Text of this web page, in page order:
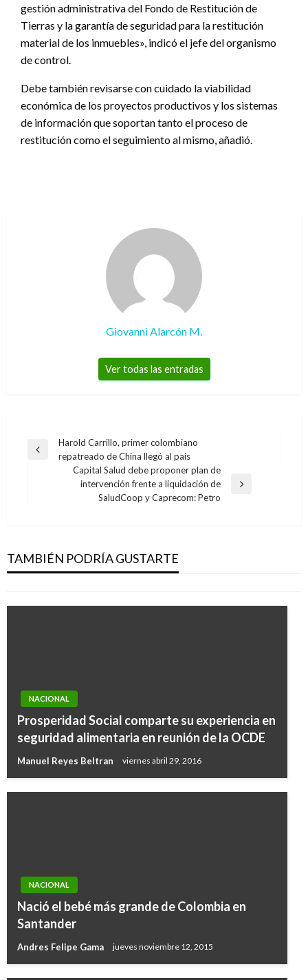
gestión administrativa del Fondo de Restitución de
Tierras y la garantía de seguridad para la restitución
material de los inmuebles», indicó el jefe del organismo
de control.
Debe también revisarse con cuidado la viabilidad
económica de los proyectos productivos y los sistemas
de información que soportan tanto el proceso de
restitución como el seguimiento al mismo, añadió.
Giovanni Alarcón M.
Ver todas las entradas
Navegación
entradas
Entrada
Harold Carrillo, primer colombiano
repatreado de China llegó al país
Capital Salud debe proponer plan de
intervención frente a liquidación de
SaludCoop y Caprecom: Petro
TAMBIÉN PODRÍA GUSTARTE
etnoeducadores en La Guajira
Giovanni Alarcón M. jueves marzo 16, 2017
NACIONAL
Prosperidad Social comparte su experiencia en
seguridad alimentaria en reunión de la OCDE
Manuel Reyes Beltran viernes abril 29, 2016
NACIONAL
Nació el bebé más grande de Colombia en
Santander
Andres Felipe Gama jueves noviembre 12, 2015